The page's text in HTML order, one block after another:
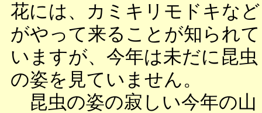
花には、カミキリモドキなど
がやって来ることが知られて
いますが、今年は未だに昆虫
の姿を見ていません。
昆虫の姿の寂しい今年の山